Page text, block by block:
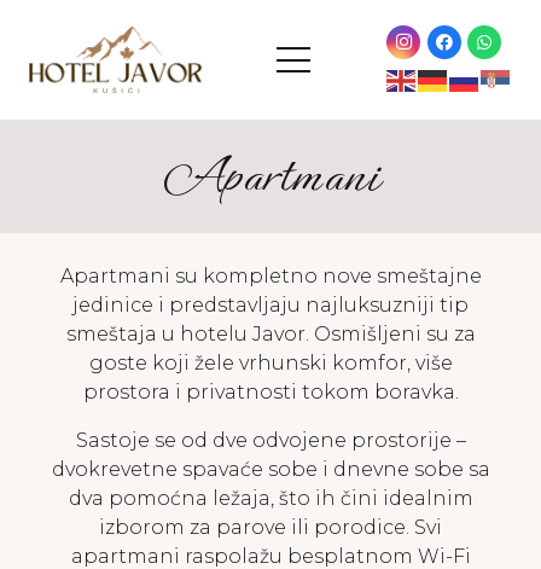
Apartmani
Apartmani su kompletno nove smeštajne
jedinice i predstavljaju najluksuzniji tip
smeštaja u hotelu Javor. Osmišljeni su za
goste koji žele vrhunski komfor, više
prostora i privatnosti tokom boravka.
Sastoje se od dve odvojene prostorije –
dvokrevetne spavaće sobe i dnevne sobe sa
dva pomoćna ležaja, što ih čini idealnim
izborom za parove ili porodice. Svi
apartmani raspolažu besplatnom Wi-Fi